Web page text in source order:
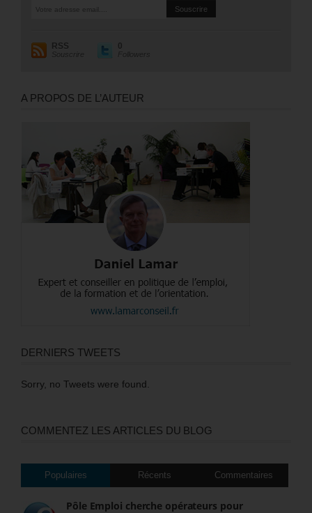
RSS
Souscrire
0
Followers
A PROPOS DE L’AUTEUR
DERNIERS TWEETS
Sorry, no Tweets were found.
COMMENTEZ LES ARTICLES DU BLOG
Populaires Récents Commentaires
Pôle Emploi cherche opérateurs pour